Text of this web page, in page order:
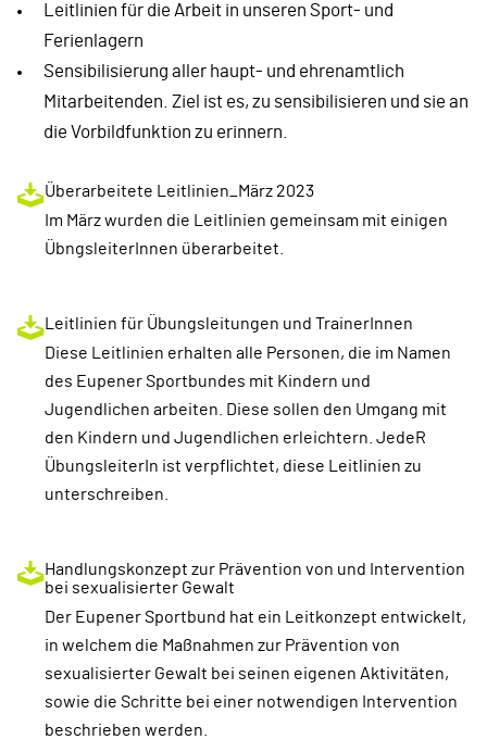
Leitlinien für die Arbeit in unseren Sport- und
Ferienlagern
Sensibilisierung aller haupt- und ehrenamtlich
Mitarbeitenden. Ziel ist es, zu sensibilisieren und sie an
die Vorbildfunktion zu erinnern.
Überarbeitete Leitlinien_März 2023
Im März wurden die Leitlinien gemeinsam mit einigen
ÜbngsleiterInnen überarbeitet.
Leitlinien für Übungsleitungen und TrainerInnen
Diese Leitlinien erhalten alle Personen, die im Namen
des Eupener Sportbundes mit Kindern und
Jugendlichen arbeiten. Diese sollen den Umgang mit
den Kindern und Jugendlichen erleichtern. JedeR
ÜbungsleiterIn ist verpflichtet, diese Leitlinien zu
unterschreiben.
Handlungskonzept zur Prävention von und Intervention
bei sexualisierter Gewalt
Der Eupener Sportbund hat ein Leitkonzept entwickelt,
in welchem die Maßnahmen zur Prävention von
sexualisierter Gewalt bei seinen eigenen Aktivitäten,
sowie die Schritte bei einer notwendigen Intervention
beschrieben werden.